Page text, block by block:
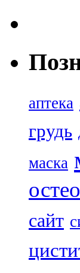
аптека
грудь
маска
сайт